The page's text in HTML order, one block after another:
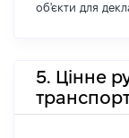
об'єкти для
5. Цінне